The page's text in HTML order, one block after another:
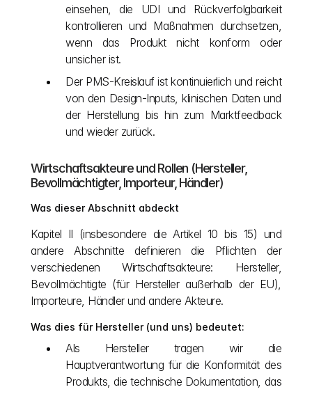
einsehen, die UDI und Rückverfolgbarkeit
kontrollieren und Maßnahmen durchsetzen,
wenn das Produkt nicht konform oder
unsicher ist.
Der PMS-Kreislauf ist kontinuierlich und reicht
von den Design-Inputs, klinischen Daten und
der Herstellung bis hin zum Marktfeedback
und wieder zurück.
Wirtschaftsakteure und Rollen (Hersteller,
Bevollmächtigter, Importeur, Händler)
Was dieser Abschnitt abdeckt
Kapitel II (insbesondere die Artikel 10 bis 15) und
andere Abschnitte definieren die Pflichten der
verschiedenen Wirtschaftsakteure: Hersteller,
Bevollmächtigte (für Hersteller außerhalb der EU),
Importeure, Händler und andere Akteure.
Was dies für Hersteller (und uns) bedeutet:
Als Hersteller tragen wir die
Hauptverantwortung für die Konformität des
Produkts, die technische Dokumentation, das